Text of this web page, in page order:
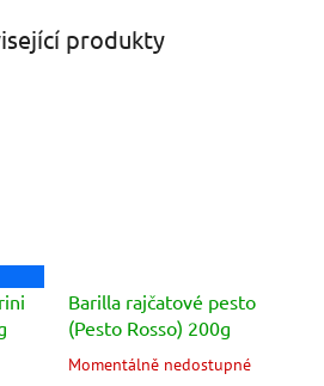
produkty
Barilla rajčatové pesto
(Pesto Rosso) 200g
Průměrné
Momentálně nedostupné